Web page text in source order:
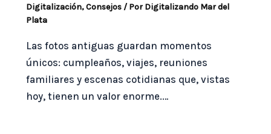
Digitalización,Consejos/ PorDigitalizando Mar del
Plata
Las fotos antiguas guardan momentos
únicos: cumpleaños, viajes, reuniones
familiares y escenas cotidianas que, vistas
hoy, tienen un valor enorme.…